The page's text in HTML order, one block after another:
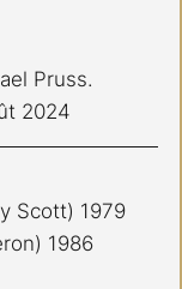
Pruss.
2024
Scott) 1979
1986